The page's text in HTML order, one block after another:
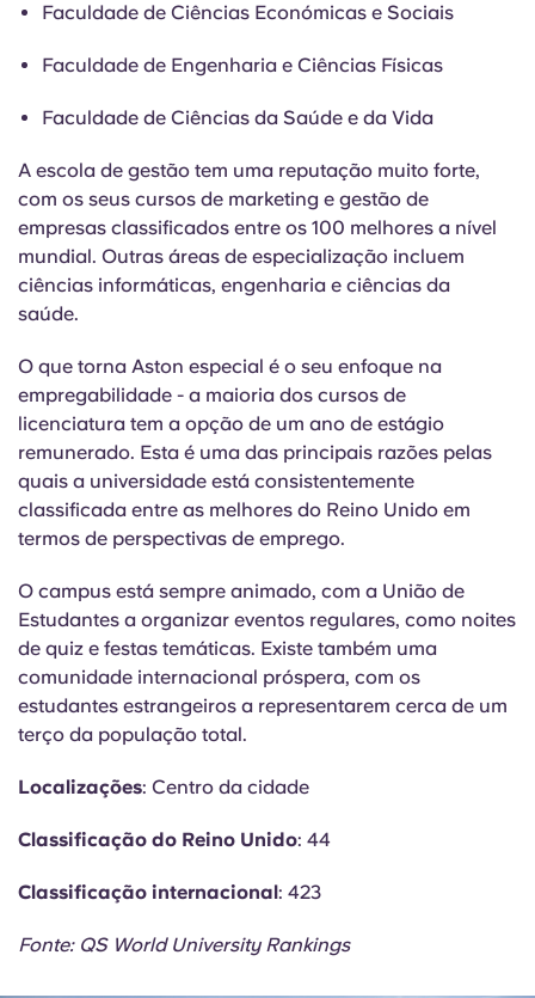
Faculdade de Ciências Económicas e Sociais
Faculdade de Engenharia e Ciências Físicas
Faculdade de Ciências da Saúde e da Vida
A escola de gestão tem uma reputação muito forte,
com os seus cursos de marketing e gestão de
empresas classificados entre os 100 melhores a nível
mundial. Outras áreas de especialização incluem
ciências informáticas, engenharia e ciências da
saúde.
O que torna Aston especial é o seu enfoque na
empregabilidade - a maioria dos cursos de
licenciatura tem a opção de um ano de estágio
remunerado. Esta é uma das principais razões pelas
quais a universidade está consistentemente
classificada entre as melhores do Reino Unido em
termos de perspectivas de emprego.
O campus está sempre animado, com a União de
Estudantes a organizar eventos regulares, como noites
de quiz e festas temáticas. Existe também uma
comunidade internacional próspera, com os
estudantes estrangeiros a representarem cerca de um
terço da população total.
Localizações: Centro da cidade
Classificação do Reino Unido: 44
Classificação internacional: 423
Fonte: QS World University Rankings